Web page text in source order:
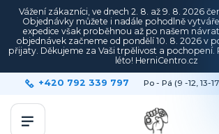
Vážení zákazníci, ve dnech 2. 8. až 9. 8. 2026
Objednávky můžete i nadále pohodlně
expedice však proběhnou až po našem
objednávek začneme od pondělí 10. 8. 2026 v
přijaty. Děkujeme za Vaši trpělivost a pochopení.
léto! HerniCentro.cz
+420 792 339 797 Po - Pá (9 -12, 13-